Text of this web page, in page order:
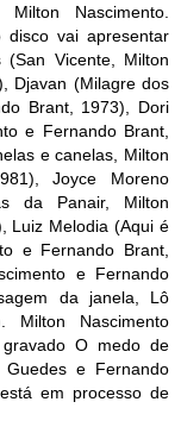
Nascimento.
vai apresentar
(San Vicente, Milton
Djavan (Milagre dos
Brant, 1973), Dori
e Fernando Brant,
e canelas, Milton
Joyce Moreno
da Panair, Milton
Luiz Melodia (Aqui é
e Fernando Brant,
e Fernando
da janela, Lô
Milton Nascimento
O medo de
e Fernando
em processo de